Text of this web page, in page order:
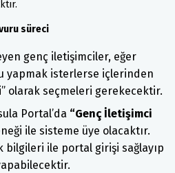
süreci
genç iletişimciler, eğer
yapmak isterlerse içlerinden
olarak seçmeleri gerekecektir.
Portal’da “Genç İletişimci
ile sisteme üye olacaktır.
bilgileri ile portal girişi sağlayıp